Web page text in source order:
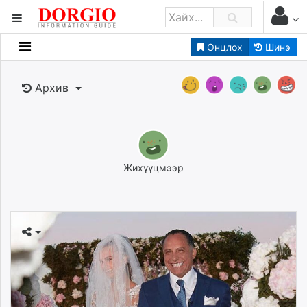
Онцлох Шинэ
Мэдээллийн
Банк санхүү
Gogo.mn
caak.mn
news.mn
zindaa.mn
Baabar.mn
tovch.mn
Архив
Жихүүцмээр